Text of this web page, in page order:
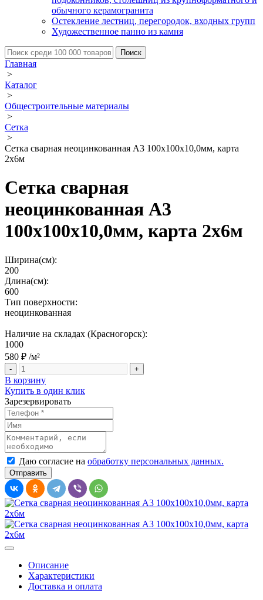
обычного керамогранита
Остекление лестниц, перегородок, входных групп
Художественное панно из камня
Главная
>
Каталог
>
Общестроительные материалы
>
Сетка
>
Сетка сварная неоцинкованная А3 100х100х10,0мм, карта
2х6м
Сетка сварная
неоцинкованная А3
100х100х10,0мм, карта 2х6м
Ширина(см):
200
Длина(см):
600
Тип поверхности:
неоцинкованная
Наличие на складах (Красногорск):
1000
580 ₽ /м²
- +
В корзину
Купить в один клик
Зарезервировать
Даю согласие на обработку персональных данных.
Описание
Характеристики
Доставка и оплата